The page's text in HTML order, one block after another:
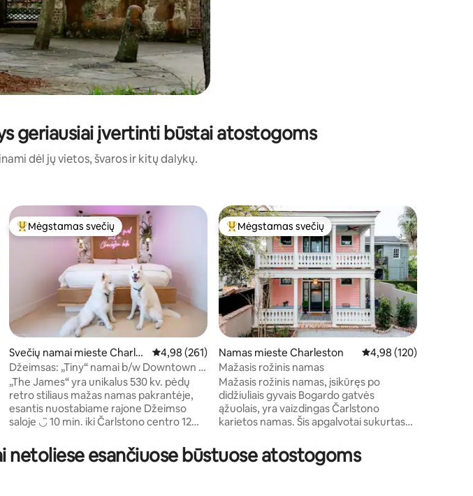
geriausiai įvertinti būstai atostogoms
dėl jų vietos, švaros ir kitų dalykų.
4,97 iš 5, atsiliepimų: 254
Svečių mėgstamiausias
Mėgstamas svečių
Svečių namai mieste Charles
ton
Vidutinis įvertinimas: 4,98 iš 5, atsiliepimų: 261
4,98 (261)
Džeimsas: „Tiny“ namai b/w Downtown &
Folly
„The James“ yra unikalus 530 kv. pėdų
retro stiliaus mažas namas pakrantėje,
esantis nuostabiame rajone Džeimso
saloje ◡̈ 10 min. iki Čarlstono centro 12
galima nueiti pėsčiomis „The James“ gali
apsistoti iki 6 žmonių ir 2 šunys (JOKIO
Svečių mėgstamiausias
Mėgstamas svečių
Namas mieste Charleston Vidutinis įvertinimas:
4,98 (120)
Mažasis rožinis namas
Mažasis rožinis namas, įsikūręs po
didžiuliais gyvais Bogardo gatvės
ąžuolais, yra vaizdingas Čarlstono
karietos namas. Šis apgalvotai sukurtas
asmenis patirti geriausias Čarlstono
vietas privačiame, bet centre esančiame
esančiuose būstuose atostogoms